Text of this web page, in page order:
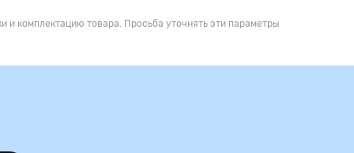
и комплектацию товара. Просьба уточнять эти параметры